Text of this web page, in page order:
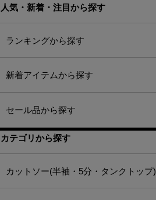
人気・新着・注目から探す
ランキングから探す
新着アイテムから探す
セール品から探す
カテゴリから探す
カットソー(半袖・5分・タンクトップ)